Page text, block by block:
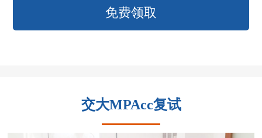
免费领取
交大MPAcc复试